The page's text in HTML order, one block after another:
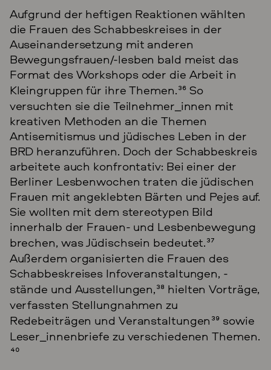
Aufgrund der heftigen Reaktionen wählten
die Frauen des Schabbeskreises in der
Auseinandersetzung mit anderen
Bewegungsfrauen/-lesben bald meist das
Format des Workshops oder die Arbeit in
Kleingruppen für ihre Themen.36So
versuchten sie die Teilnehmer_innen mit
kreativen Methoden an die Themen
Antisemitismus und jüdisches Leben in der
BRD heranzuführen. Doch der Schabbeskreis
arbeitete auch konfrontativ: Bei einer der
Berliner Lesbenwochen traten die jüdischen
Frauen mit angeklebten Bärten und Pejes auf.
Sie wollten mit dem stereotypen Bild
innerhalb der Frauen- und Lesbenbewegung
brechen, was Jüdischsein bedeutet.37
Außerdem organisierten die Frauen des
Schabbeskreises Infoveranstaltungen, -
stände und Ausstellungen,38 hielten Vorträge,
verfassten Stellungnahmen zu
Redebeiträgen und Veranstaltungen39 sowie
Leser_innenbriefe zu verschiedenen Themen.
40